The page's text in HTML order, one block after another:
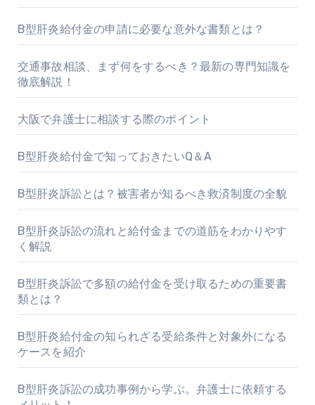
B型肝炎給付金の申請に必要な意外な書類とは？
交通事故相談、まず何をするべき？最新の専門知識を
徹底解説！
大阪で弁護士に相談する際のポイント
B型肝炎給付金で知っておきたいQ＆A
B型肝炎訴訟とは？被害者が知るべき救済制度の全貌
B型肝炎訴訟の流れと給付金までの道筋をわかりやす
く解説
B型肝炎訴訟で多額の給付金を受け取るための重要書
類とは？
B型肝炎給付金の知られざる受給条件と対象外になる
ケースを紹介
B型肝炎訴訟の成功事例から学ぶ。弁護士に依頼する